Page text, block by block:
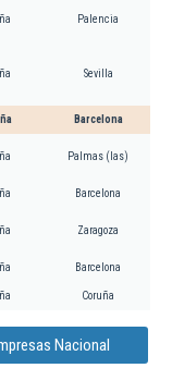
Palencia
Sevilla
Barcelona
Palmas (las)
Barcelona
Zaragoza
Barcelona
Coruña
Nacional